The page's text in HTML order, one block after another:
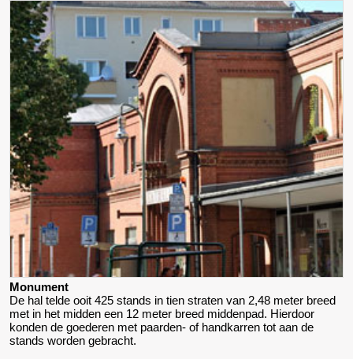
Monument
De hal telde ooit 425 stands in tien straten van 2,48 meter breed
met in het midden een 12 meter breed middenpad. Hierdoor
konden de goederen met paarden- of handkarren tot aan de
stands worden gebracht.